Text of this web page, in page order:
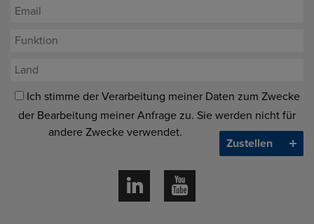
Ich stimme der Verarbeitung meiner Daten zum Zwecke
der Bearbeitung meiner Anfrage zu. Sie werden nicht für
andere Zwecke verwendet.